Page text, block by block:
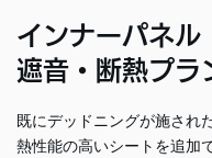
インナーパネル
遮音・断熱プラ
既にデッドニングが施され
熱性能の高いシートを追加